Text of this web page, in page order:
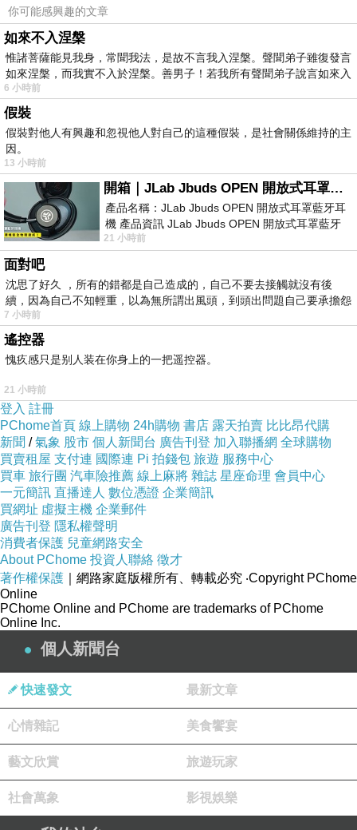
潘大立是啊！他的
靜：「我是協作，就是背工、挑夫啦！我國中畢業就來做
這個了，每週幾乎都上來一趟。
詞時，還特別看我們，似乎在看看我們臉上有沒有輕視的
神色，看我們都很自然，才繼續講，而且變得比較開心，
他也是想找同年齡的交朋友吧？ 他那團年紀比較大。
劉彥辰
生活
潘大立
這行到第九年了，應該想有點變化，我感覺他很想跟同齡
的接觸、多知道些
高爺
回想我在校時，同學們爬高山都是自行負擔一切裝備重
量，那時看社會登山隊伍大多雇請山胞（當時稱呼），總
覺得他們很遜。
曾幾何時，我已老邁，沒有協作的高山隊伍幾乎都走不了
扛不動。
而血氣方剛的年輕人，想必也是和從前的我們一樣，覺得
現在的我們很遜吧！
青山依舊在，幾度夕陽紅。
高爺
每個人都需要肯定，肯定他的努力與價值。適當時
候，也別忘了給別人肯定。
高爺 社會上總是有各行各業，分工細微，滿足各種需求。
我們都在同一個經濟體系裏，有時扮演生產者，有時扮演
消費者，理當互相尊重。
~~~~~~~~~~~~~~~~~~~~~~~~~~~~~~~~~~~~~~~~~~~~~
~
好幾年前了，報名楷倫的水漾森林，又臨時鳥隊，那陣子以
鳥隊聞名，原因也只有一個：論文，社會與學校之間，僅存了
這一線，作為一名老學生，同時捨不得的，是青春的暢快與論
文，對！一方是拾起就滿腦沖血的熱情，一方是畢業飛翔的敲
磚，那次，我選了磚，卻又坐車衝去杉林溪，想接他們出來，
但找錯了登山口，又失落地返回城市。
本月，是困獸出閘的野放，即使開隊人換了河童，也可接
受。這次水太多了，從天上漾出了一泓清澈，嘩啦啦地傾瀉而
下，一股腦兒往衣衫背包裡灌，濕得淋漓盡致。清華園裡的學
子敦厚寬和，不堅持己見，結果僅要否搭帳遮雨一事，猶豫了
半小時，直到身子盡濕，雷聲大作，方才手忙腳亂蓋工寮，七
葷八素掏鋼杯燒紅糖水，河童還有時間裝靦腆-----好像是阿楷
說了什麼吧?
不少大學生會花較多時間害羞、靦腆、猶豫、懊悔、小心
愛，已經看過很多實例了，還是很喜歡，清大的特別有趣，百
看不厭。
上面是第一水炸彈，次日傍晚是第二水炸彈。阿楷喃喃自語
抱怨了緩慢亂繞
的員林客運後，睡覺了，又醒來時，台中市區
各半天，實際看枯木之美總共不到三小時，上山、回家的路
上，都披水帶寒，難怪大家返家後都疲憊之極。
沒有屋頂遮蔽的台中干城客運終站，雨最大時，正是我們被
後車逼著必須立刻下車、運背包之際。干城的雙十路口，正好
你可能感興趣的文章
如來不入涅槃
惟諸菩薩能見我身，常聞我法，是故不言我入涅槃。聲聞弟子雖復發言
如來涅槃，而我實不入於涅槃。善男子！若我所有聲聞弟子說言如來入
6 小時前
假裝
假裝對他人有興趣和忽視他人對自己的這種假裝，是社會關係維持的主
因。
13 小時前
開箱｜JLab Jbuds OPEN 開放式耳罩藍牙耳機 - 設計美學，輕巧、透氣、環境音全物理達成！
產品名稱：JLab Jbuds OPEN 開放式耳罩藍牙耳
機 產品資訊 JLab Jbuds OPEN 開放式耳罩藍牙
耳機評語：非常有特色，值得喜愛美型工
21 小時前
面對吧
沈思了好久 ，所有的錯都是自己造成的，自己不要去接觸就沒有後
續，因為自己不知輕重，以為無所謂出風頭，到頭出問題自己要承擔怨
不
7 小時前
遙控器
愧疚感只是别人装在你身上的一把遥控器。
21 小時前
登入 註冊
PChome首頁 線上購物 24h購物 書店 露天拍賣 比比昂代購
新聞 /氣象 股市 個人新聞台 廣告刊登 加入聯播網 全球購物
買賣租屋 支付連 國際連 Pi 拍錢包 旅遊 服務中心
買車 旅行團 汽車險推薦 線上麻將 雜誌 星座命理 會員中心
一元簡訊 直播達人 數位憑證 企業簡訊
買網址 虛擬主機 企業郵件
廣告刊登 隱私權聲明
消費者保護 兒童網路安全
About PChome 投資人聯絡 徵才
著作權保護 ｜網路家庭版權所有、轉載必究 ‧Copyright PChome
Online
PChome Online and PChome are trademarks of PChome
Online Inc.
個人新聞台
快速發文 最新文章
心情雜記 美食饗宴
藝文欣賞 旅遊玩家
社會萬象 影視娛樂